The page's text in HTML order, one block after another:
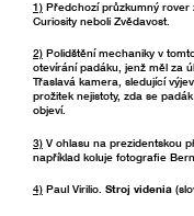
1) Předchozí průzkumný rover
Curiosity neboli Zvědavost.
2) Polidštění mechaniky v
otevírání padáku, jenž měl za
Třaslavá kamera, sledující
prožitek nejistoty, zda se
objeví.
3) V ohlasu na prezidentskou
například koluje fotografie
4) Paul Virilio. Stroj videnia